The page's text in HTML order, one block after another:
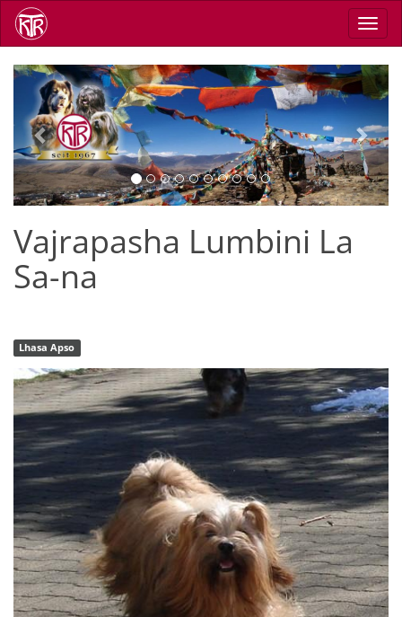
Direkt
zum
Inhalt
Previous Next
Vajrapasha Lumbini La
Sa-na
Lhasa Apso